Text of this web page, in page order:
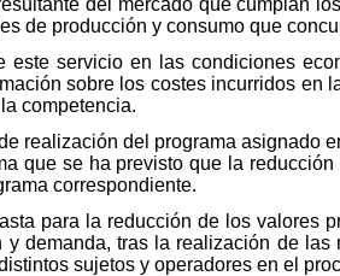
de producción y consumo que
servicio en las condiciones
sobre los costes incurridos en
competencia.
realización del programa asignado
que se ha previsto que la
correspondiente.
para la reducción de los valores
demanda, tras la realización de
sujetos y operadores en el